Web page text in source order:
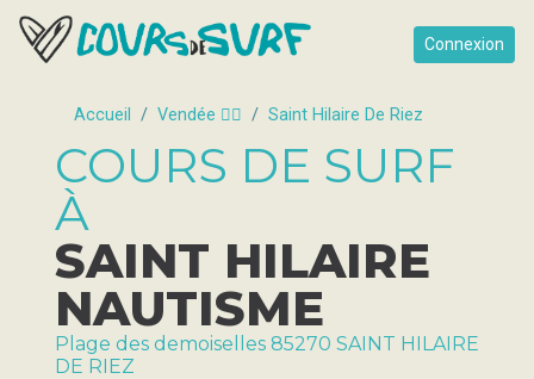
Connexion
Accueil Vendée 🏄‍♀️ Saint Hilaire De Riez
COURS DE SURF
À
SAINT HILAIRE
NAUTISME
Plage des demoiselles 85270 SAINT HILAIRE
DE RIEZ